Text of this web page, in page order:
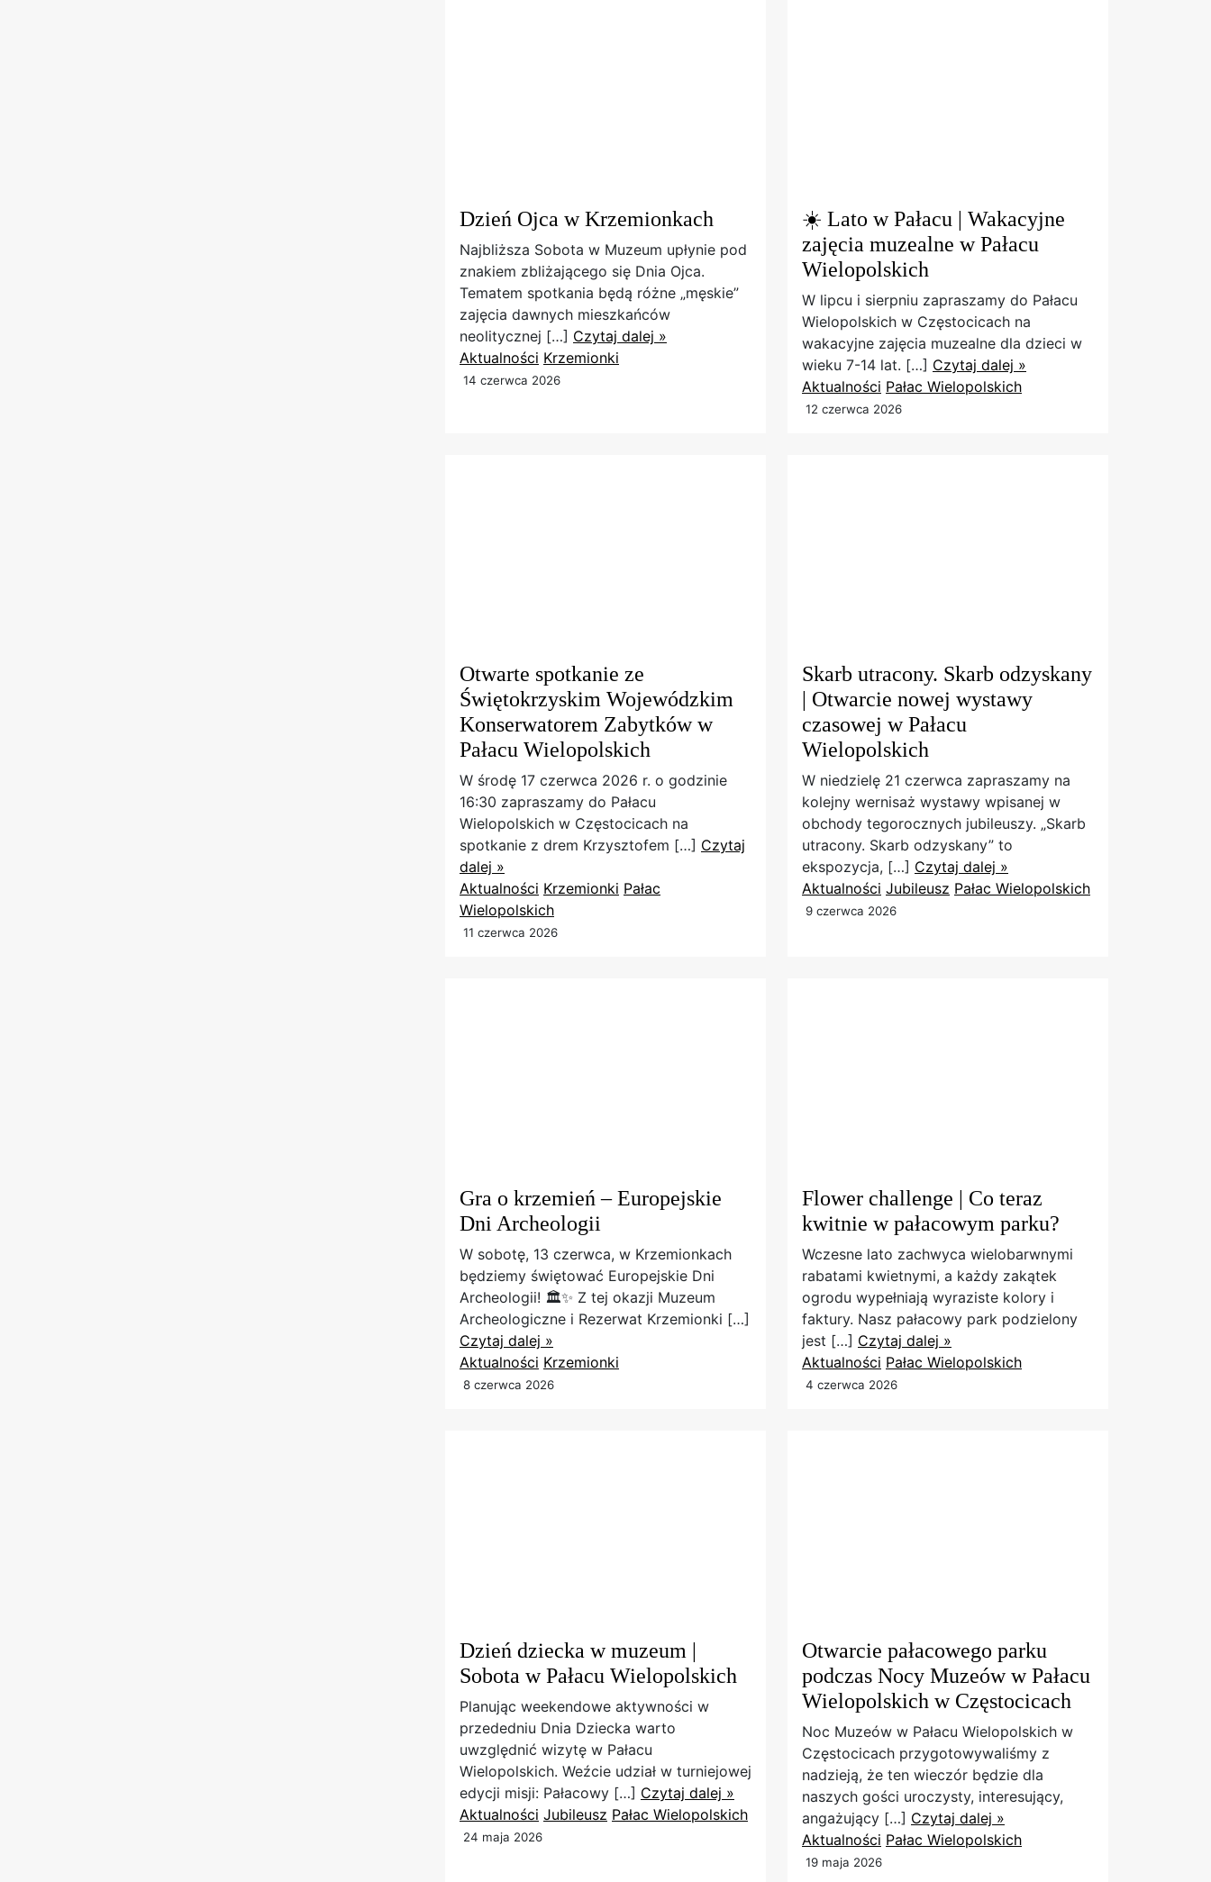
Dzień Ojca w Krzemionkach
Najbliższa Sobota w Muzeum upłynie pod
znakiem zbliżającego się Dnia Ojca.
Tematem spotkania będą różne „męskie”
zajęcia dawnych mieszkańców
neolitycznej […] Czytaj dalej »
Aktualności Krzemionki
14 czerwca 2026
☀️ Lato w Pałacu | Wakacyjne
zajęcia muzealne w Pałacu
Wielopolskich
W lipcu i sierpniu zapraszamy do Pałacu
Wielopolskich w Częstocicach na
wakacyjne zajęcia muzealne dla dzieci w
wieku 7-14 lat. […] Czytaj dalej »
Aktualności Pałac Wielopolskich
12 czerwca 2026
Otwarte spotkanie ze
Świętokrzyskim Wojewódzkim
Konserwatorem Zabytków w
Pałacu Wielopolskich
W środę 17 czerwca 2026 r. o godzinie
16:30 zapraszamy do Pałacu
Wielopolskich w Częstocicach na
spotkanie z drem Krzysztofem […] Czytaj
dalej »
Aktualności Krzemionki Pałac
Wielopolskich
11 czerwca 2026
Skarb utracony. Skarb odzyskany
| Otwarcie nowej wystawy
czasowej w Pałacu
Wielopolskich
W niedzielę 21 czerwca zapraszamy na
kolejny wernisaż wystawy wpisanej w
obchody tegorocznych jubileuszy. „Skarb
utracony. Skarb odzyskany” to
ekspozycja, […] Czytaj dalej »
Aktualności Jubileusz Pałac Wielopolskich
9 czerwca 2026
Gra o krzemień – Europejskie
Dni Archeologii
W sobotę, 13 czerwca, w Krzemionkach
będziemy świętować Europejskie Dni
Archeologii! 🏛️✨ Z tej okazji Muzeum
Archeologiczne i Rezerwat Krzemionki […]
Czytaj dalej »
Aktualności Krzemionki
8 czerwca 2026
Flower challenge | Co teraz
kwitnie w pałacowym parku?
Wczesne lato zachwyca wielobarwnymi
rabatami kwietnymi, a każdy zakątek
ogrodu wypełniają wyraziste kolory i
faktury. Nasz pałacowy park podzielony
jest […] Czytaj dalej »
Aktualności Pałac Wielopolskich
4 czerwca 2026
Dzień dziecka w muzeum |
Sobota w Pałacu Wielopolskich
Planując weekendowe aktywności w
przededniu Dnia Dziecka warto
uwzględnić wizytę w Pałacu
Wielopolskich. Weźcie udział w turniejowej
edycji misji: Pałacowy […] Czytaj dalej »
Aktualności Jubileusz Pałac Wielopolskich
24 maja 2026
Otwarcie pałacowego parku
podczas Nocy Muzeów w Pałacu
Wielopolskich w Częstocicach
Noc Muzeów w Pałacu Wielopolskich w
Częstocicach przygotowywaliśmy z
nadzieją, że ten wieczór będzie dla
naszych gości uroczysty, interesujący,
angażujący […] Czytaj dalej »
Aktualności Pałac Wielopolskich
19 maja 2026